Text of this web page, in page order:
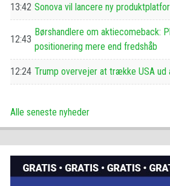
13:42 Sonova vil lancere ny
12:43
Børshandlere om aktiecomeback:
positionering mere end fredshåb
12:24 Trump overvejer at trække USA ud
Alle seneste nyheder